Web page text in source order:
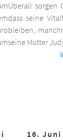
Überall sorgen
dass seine
bleiben,
seine Mutter
16.